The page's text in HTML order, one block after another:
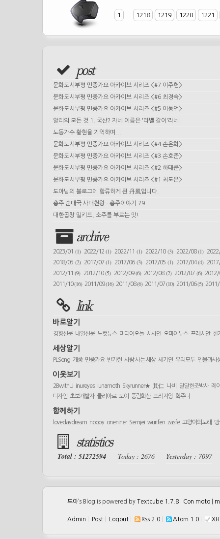
1 1218 1219 1220 1221
post
문화도시부평 민중가요 아카이브 시리즈 <#7 이주헌>
문화도시부평 민중가요 아카이브 시리즈 <#6 최경숙>
문화도시부평 민중가요 아카이브 시리즈 <#5 이동언>
알리의 모든 것 1. 국산? 자네 이름은 '라벨 갈이'라네!
노동가수 황현을 기억하며...
문화도시부평 민중가요 아카이브 시리즈 <#4 손은화>
문화도시부평 민중가요 아카이브 시리즈 <#3 손호준>
문화도시부평 민중가요 아카이브 시리즈 <#2 하태준>
문화도시부평 민중가요 아카이브 시리즈 <#1 최도은>
도아님의 블로그에 합류하게 된 丹風입니다.
충주 순대국 사대천왕 - 충주이야기 79
대한곱창 밀키트, 소주를 부르는 맛!
archive
2023/01 (1) 2022/12(1) 2022/11(1) 2022/10 (3) 2022/08(1)
2018/05 (2) 2017/07(1) 2017/06(3) 2017/05 (1) 2017/04(4)
2012/11(9) 2012/10(5) 2012/09(6) 2012/08 (2) 2012/07 (6)
2011/10(16) 2011/09(16) 2011/08(6) 2011/07(10) 2011/06(5)
link
바로알기
경향신문 내일신문 노컷뉴스 미디어오늘 시사인 오마이뉴스 프레시안 한
세상알기
PLSong 개종 민중가요 반기련 사람 사는 세상 세기연 우리모두 인물과사
이웃보기
2BwithU inureyes lunamoth Skyrunner★ 其仁 나비 달달한조박사 레
디자인 초보개발자 클리아르 토이 풍림화산 프리지앙 학주니
함께하기
lovedaydream noopy oneniner Semjei wurifen zasfe 고양이의노래
statistics
Total : 51272594 Today : 2676 Yesterday : 7097
도아’s Blog is powered by Textcube 1.7.8 : Con moto
Admin Post Logout Rss 2.0 Atom 1.0